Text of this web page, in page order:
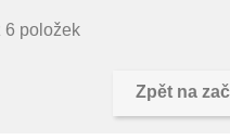
6 položek
Zpět na